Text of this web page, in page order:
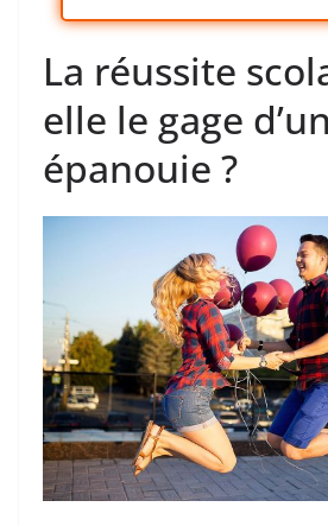
La réussite
elle le gage
épanouie ?